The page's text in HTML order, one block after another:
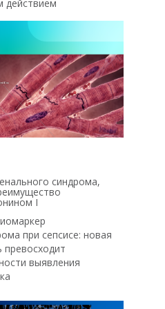
действием
синдрома,
I
при сепсисе: новая
превосходит
выявления